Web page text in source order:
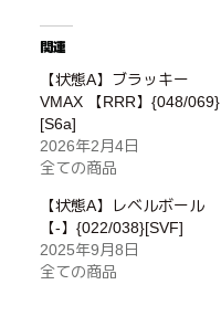
関連
【状態A】ブラッキー
VMAX 【RRR】{048/069}
[S6a]
2026年2月4日
全ての商品
【状態A】レベルボール
【-】{022/038}[SVF]
2025年9月8日
全ての商品